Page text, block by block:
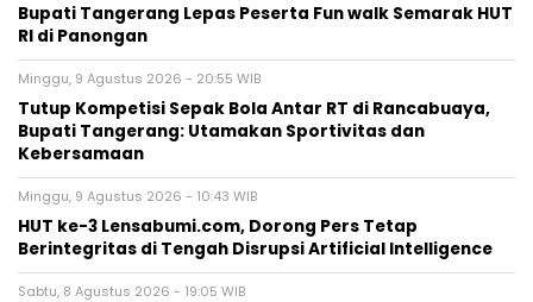
Bupati Tangerang Lepas Peserta Fun walk Semarak HUT
RI di Panongan
Minggu, 9 Agustus 2026 - 20:55 WIB
Tutup Kompetisi Sepak Bola Antar RT di Rancabuaya,
Bupati Tangerang: Utamakan Sportivitas dan
Kebersamaan
Minggu, 9 Agustus 2026 - 10:43 WIB
HUT ke-3 Lensabumi.com, Dorong Pers Tetap
Berintegritas di Tengah Disrupsi Artificial Intelligence
Sabtu, 8 Agustus 2026 - 19:05 WIB